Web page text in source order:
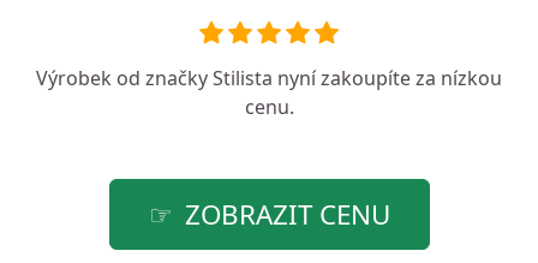
Výrobek od značkyStilista nyní zakoupíte za nízkou
cenu.
ZOBRAZIT CENU